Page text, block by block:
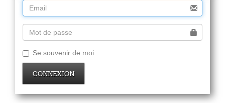
Se souvenir de moi
CONNEXION